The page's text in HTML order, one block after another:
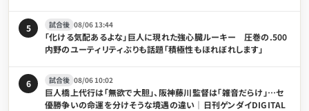
5 試合後 08/06 13:44
「化ける気配あるよな」巨人に現れた強心臓ルーキー 圧巻の.500
内野のユーティリティぶりも話題「積極性もほれぼれします」
6 試合後 08/06 10:02
巨人橋上代行は「無欲で大胆」、阪神藤川監督は「雑音だらけ」…セ
優勝争いの命運を分けそうな境遇の違い｜日刊ゲンダイDIGITAL